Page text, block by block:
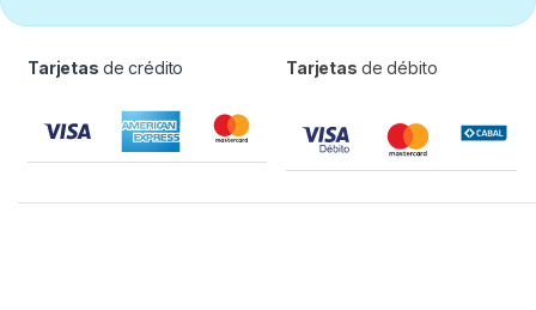
Tarjetas de crédito Tarjetas de débito